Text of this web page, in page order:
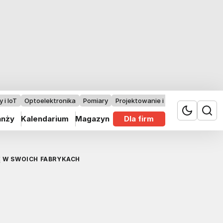
i IoT Optoelektronika Pomiary Projektowanie i badania
Kalendarium Magazyn Dla firm
SWOICH FABRYKACH